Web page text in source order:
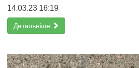
14.03.23 16:19
Детальніше